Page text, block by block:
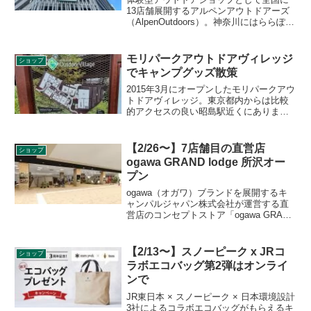
13店舗展開するアルペンアウトドアーズ
（AlpenOutdoors）。神奈川にはららぽー
2021年3月19日にオープンします。詳細を
レビューします。
ショップ
モリパークアウトドアヴィレッジ
でキャンプグッズ散策
2015年3月にオープンしたモリパークアウ
トドアヴィレッジ。東京都内からは比較
的アクセスの良い昭島駅近くにありま
散策に行ってきました。
ショップ
【2/26〜】7店舗目の直営店
ogawa GRAND lodge 所沢オー
プン
ogawa（オガワ）ブランドを展開するキ
ャンパルジャパン株式会社が運営する直
営店のコンセプトストア「ogawa GRAND
埼玉県所沢市のTOCOTOCO SQUAREに
オープンします。詳細をレビューしま
す。
ショップ
【2/13〜】スノーピーク x JRコ
ラボエコバッグ第2弾はオンライ
ンで
JR東日本 × スノーピーク × 日本環境設計
3社によるコラボエコバッグがもらえるキ